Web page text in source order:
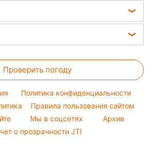
Тана
Проверить погоду
Политика конфиденциальности
Правила пользования сайтом
Мы в соцсетях
Архив
о прозрачности JTI